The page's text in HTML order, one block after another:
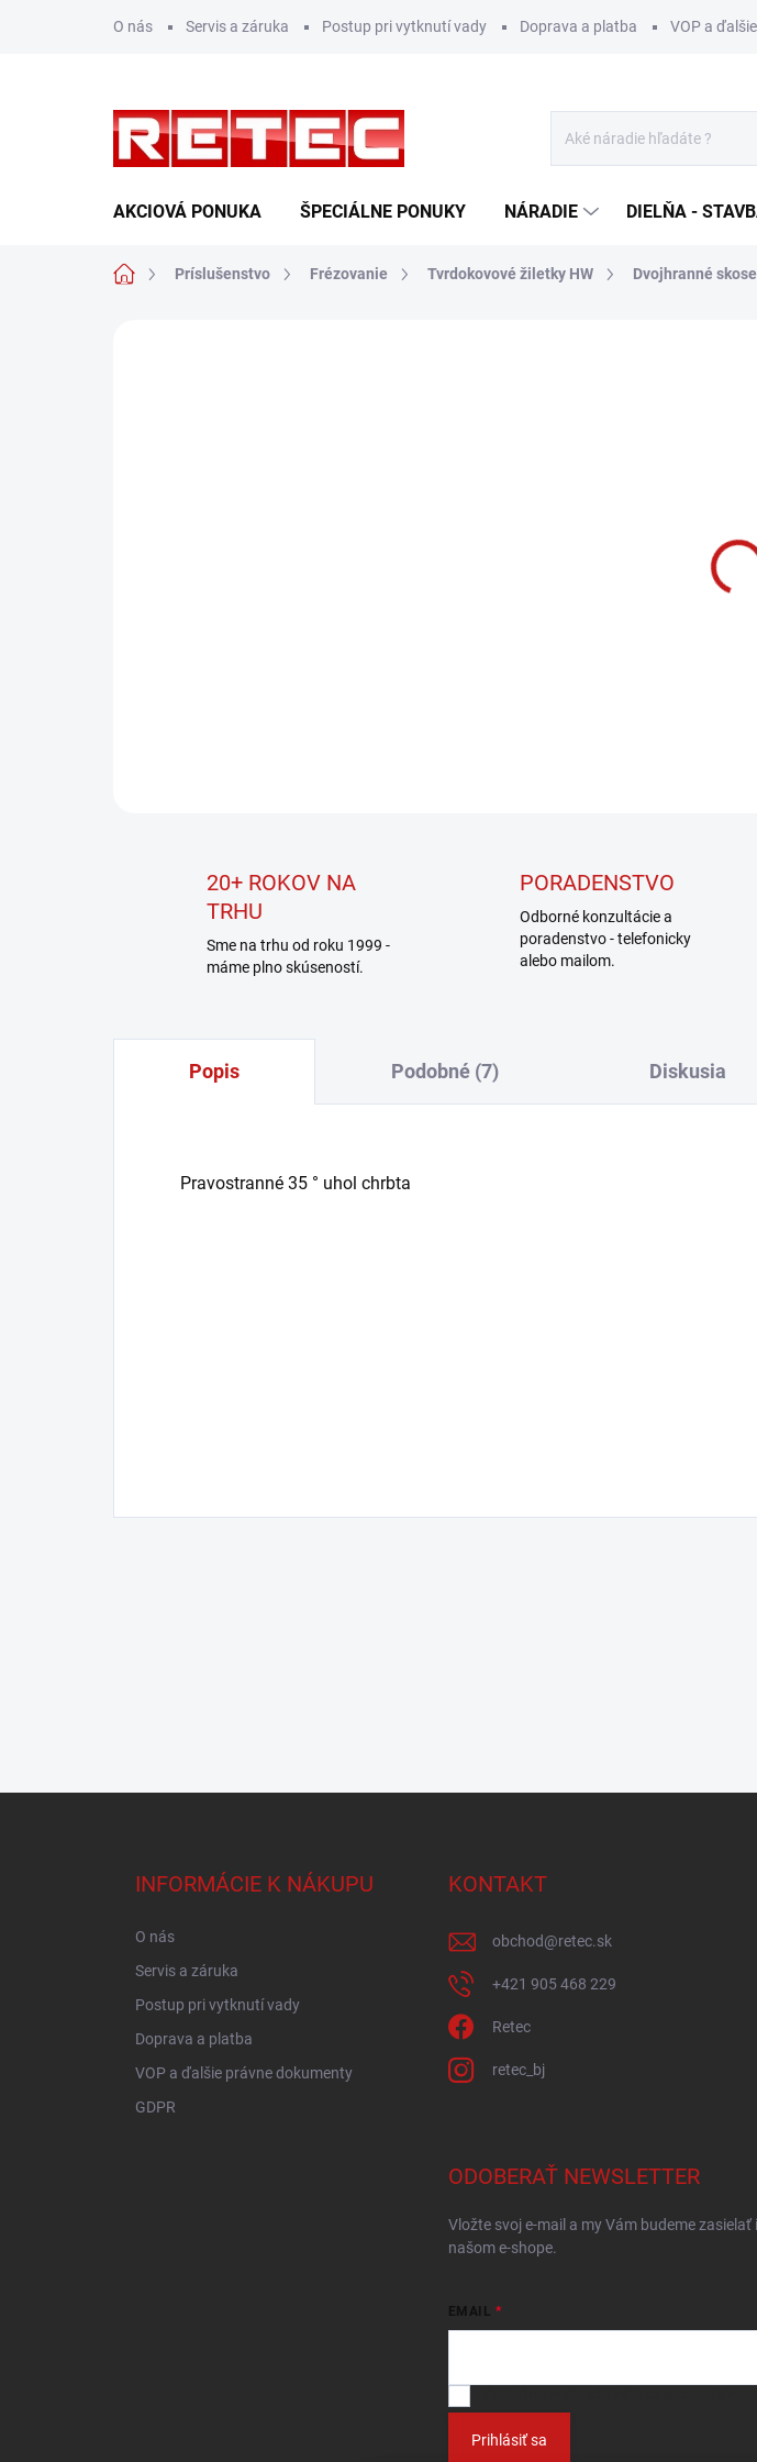
O nás Servis a záruka Postup pri vytknutí vady Doprava a platba VOP a
AKCIOVÁ PONUKA ŠPECIÁLNE PONUKY NÁRADIE DIELŇA -
DomovPríslušenstvo Frézovanie Tvrdokovové žiletky HW Dvojhranné
20+ ROKOV NA
TRHU
Sme na trhu od roku 1999 -
máme plno skúseností.
PORADENSTVO
Odborné konzultácie a
poradenstvo - telefonicky
alebo mailom.
Popis Podobné (7) Diskusia
Pravostranné 35 ° uhol chrbta
INFORMÁCIE K NÁKUPU
O nás
Servis a záruka
Postup pri vytknutí vady
Doprava a platba
VOP a ďalšie právne dokumenty
GDPR
KONTAKT
obchod@retec.sk
+421 905 468 229
Retec
retec_bj
ODOBERAŤ NEWSLETTER
Vložte svoj e-mail a my Vám budeme
našom e-shope.
EMAIL
Prihlásiť sa